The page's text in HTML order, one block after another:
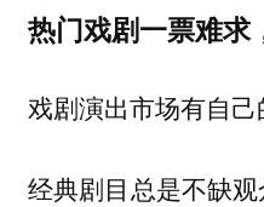
热门戏剧一票难求
戏剧演出市场有自己
经典剧目总是不缺